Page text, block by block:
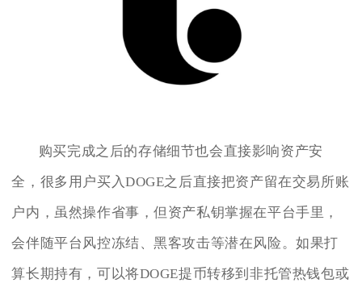
购买完成之后的存储细节也会直接影响资产安
全，很多用户买入DOGE之后直接把资产留在交易所账
户内，虽然操作省事，但资产私钥掌握在平台手里，
会伴随平台风控冻结、黑客攻击等潜在风险。如果打
算长期持有，可以将DOGE提币转移到非托管热钱包或